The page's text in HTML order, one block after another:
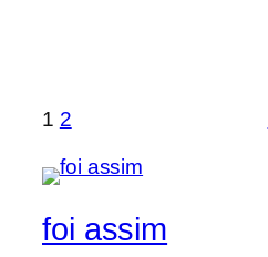
1 2
foi assim